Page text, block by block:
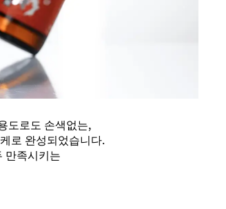
도로도 손색없는,
로 완성되었습니다.
만족시키는